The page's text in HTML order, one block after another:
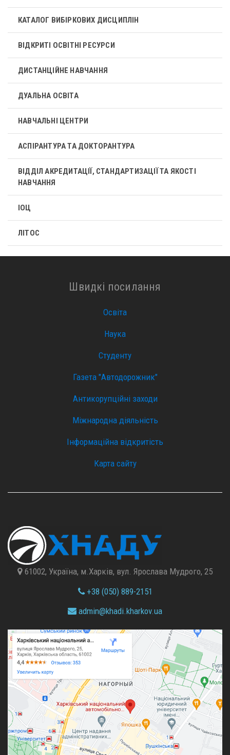
КАТАЛОГ ВИБІРКОВИХ ДИСЦИПЛІН
ВІДКРИТІ ОСВІТНІ РЕСУРСИ
ДИСТАНЦІЙНЕ НАВЧАННЯ
ДУАЛЬНА ОСВІТА
НАВЧАЛЬНІ ЦЕНТРИ
АСПІРАНТУРА ТА ДОКТОРАНТУРА
ВІДДІЛ АКРЕДИТАЦІЇ, СТАНДАРТИЗАЦІЇ ТА ЯКОСТІ
НАВЧАННЯ
ІОЦ
ЛІТОС
Швидкі посилання
Освіта
Наука
Студенту
Газета "Автодорожник"
Антикорупційні заходи
Міжнародна діяльність
Інформаційна відкритість
Карта сайту
61002, Україна, м.Харків, вул. Ярослава Мудрого, 25
+38 (050) 889-2151
admin@khadi.kharkov.ua